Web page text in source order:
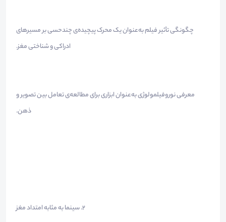
چگونگی تأثیر فیلم به‌عنوان یک محرک پیچیده‌ی چندحسی بر مسیرهای
ادراکی و شناختی مغز.
معرفی نوروفیلمولوژی به‌عنوان ابزاری برای مطالعه‌ی تعامل بین تصویر و
ذهن.
2. سینما به مثابه امتداد مغز